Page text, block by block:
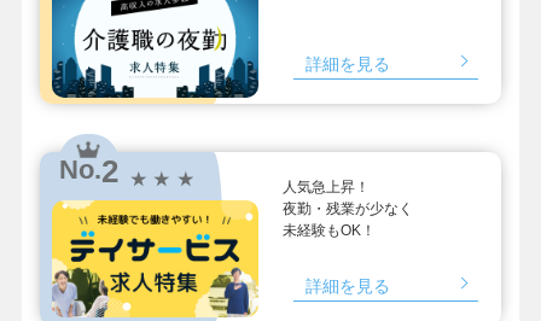
詳細を見る
No.2 ★ ★ ★
人気急上昇！
夜勤・残業が少なく
未経験もOK！
詳細を見る